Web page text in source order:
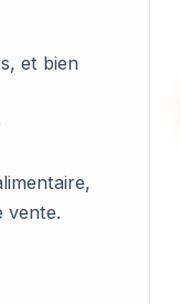
et bien
vente.